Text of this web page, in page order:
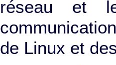
réseau et
de Linux et